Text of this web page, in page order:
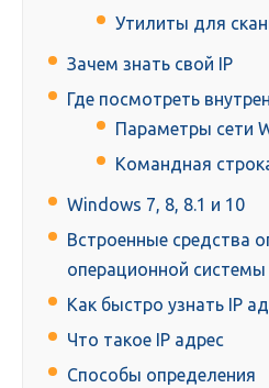
Утилиты для
Зачем знать свой IP
Где посмотреть
Параметры сети
Командная
Windows 7, 8, 8.1 и 10
Встроенные средства
операционной
Как быстро узнать IP
Что такое IP адрес
Способы определения